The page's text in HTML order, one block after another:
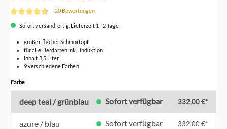
20 Bewertungen
Sofort versandfertig, Lieferzeit 1 - 2 Tage
großer, flacher Schmortopf
für alle Herdarten inkl. Induktion
Inhalt 3,5 Liter
9 verschiedene Farben
Farbeauswählen
deep teal / grünblau Sofort verfügbar 332,00 €*
azure / blau Sofort verfügbar 332,00 €*